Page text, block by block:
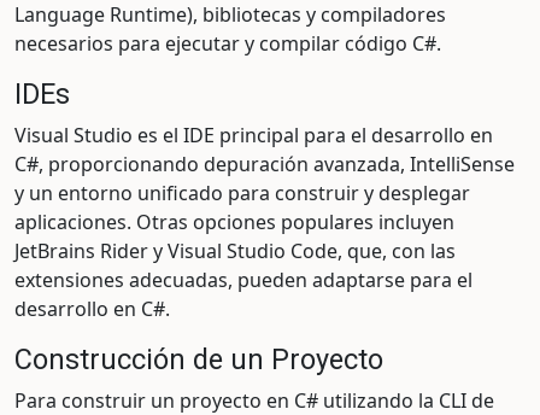
Language Runtime), bibliotecas y compiladores
necesarios para ejecutar y compilar código C#.
IDEs
Visual Studio es el IDE principal para el desarrollo en
C#, proporcionando depuración avanzada, IntelliSense
y un entorno unificado para construir y desplegar
aplicaciones. Otras opciones populares incluyen
JetBrains Rider y Visual Studio Code, que, con las
extensiones adecuadas, pueden adaptarse para el
desarrollo en C#.
Construcción de un Proyecto
Para construir un proyecto en C# utilizando la CLI de